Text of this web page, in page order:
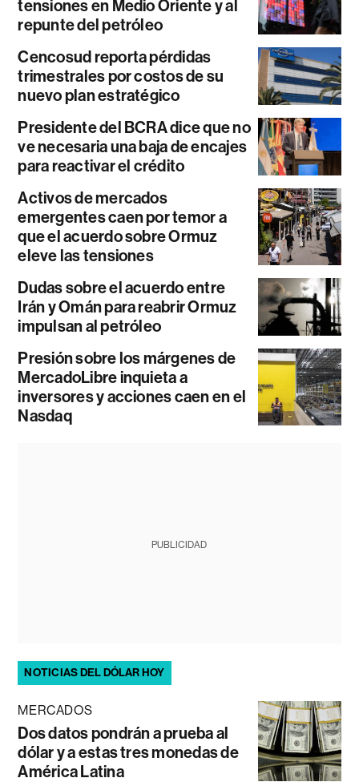
tensiones en Medio Oriente y al
repunte del petróleo
Cencosud reporta pérdidas
trimestrales por costos de su
nuevo plan estratégico
Presidente del BCRA dice que no
ve necesaria una baja de encajes
para reactivar el crédito
Activos de mercados
emergentes caen por temor a
que el acuerdo sobre Ormuz
eleve las tensiones
Dudas sobre el acuerdo entre
Irán y Omán para reabrir Ormuz
impulsan al petróleo
Presión sobre los márgenes de
MercadoLibre inquieta a
inversores y acciones caen en el
Nasdaq
PUBLICIDAD
NOTICIAS DEL DÓLAR HOY
MERCADOS
Dos datos pondrán a prueba al
dólar y a estas tres monedas de
América Latina